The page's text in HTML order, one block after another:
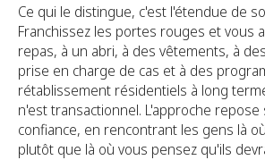
Ce qui le distingue, c'est l'étendue de
Franchissez les portes rouges et vous
repas, à un abri, à des vêtements, à
prise en charge de cas et à des
rétablissement résidentiels à long
n'est transactionnel. L'approche
confiance, en rencontrant les gens là
plutôt que là où vous pensez qu'ils